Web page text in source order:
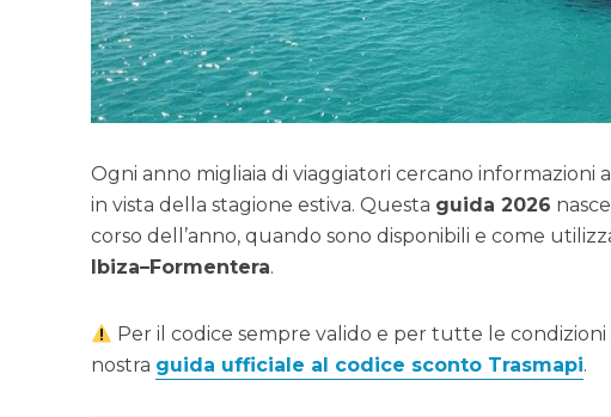
Ogni anno migliaia di viaggiatori cercano informazioni
in vista della stagione estiva. Questa guida 2026
corso dell’anno, quando sono disponibili e come
Ibiza–Formentera.
Per il codice sempre valido e per tutte le
nostra guida ufficiale al codice sconto Trasmapi.